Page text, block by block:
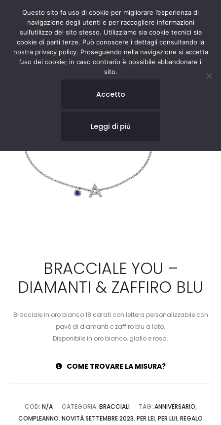
BRACCIALE YOU –
DIAMANTI & ZAFFIRO BLU
Bracciale in oro bianco 18 carati con lettera personalizzabile con
pavé di diamanti e zaffiro blu a lato.
Disponibile in oro bianco, giallo e rosa.
COME TROVARE LA MISURA?
COD: N/A CATEGORIA: BRACCIALI TAG: ANNIVERSARIO,
COMPLEANNO, NOVITÀ SETTEMBRE 2023, PER LEI, PER LUI, REGALO
Questo sito fa uso di cookie per migliorare l’esperienza di
navigazione degli utenti e per raccogliere informazioni
sull’utilizzo del sito stesso. Utilizziamo sia cookie tecnici sia
cookie di parti terze. Può conoscere i dettagli consultando la
nostra privacy policy. Proseguendo nella navigazione si accetta
l’uso dei cookie; in caso contrario è possibile abbandonare il
sito.
Accetto
Leggi di più